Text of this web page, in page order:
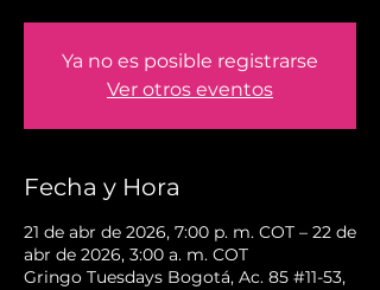
Ya no es posible registrarse
Ver otros eventos
Fecha y Hora
21 de abr de 2026, 7:00 p. m. COT – 22 de
abr de 2026, 3:00 a. m. COT
Gringo Tuesdays Bogotá, Ac. 85 #11-53,